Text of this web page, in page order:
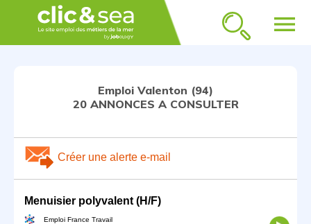
menu
Emploi Valenton (94)
20 ANNONCES A CONSULTER
Créer une alerte e-mail
Menuisier polyvalent (H/F)
Emploi France Travail